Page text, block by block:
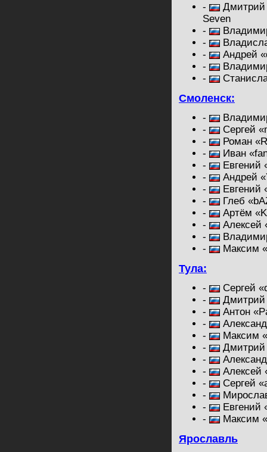
-
Дмитрий
Seven
-
-
-
Андрей
-
-
Смоленск:
-
-
Сергей
-
Роман
-
Иван
-
Евгений
-
Андрей
-
Евгений
-
Глеб
-
Артём
-
Алексей
-
-
Максим
Тула:
-
Сергей
-
Дмитрий
-
Антон
-
-
Максим
-
-
-
Алексей
-
Сергей
-
-
Евгений
-
Максим
Ярославль